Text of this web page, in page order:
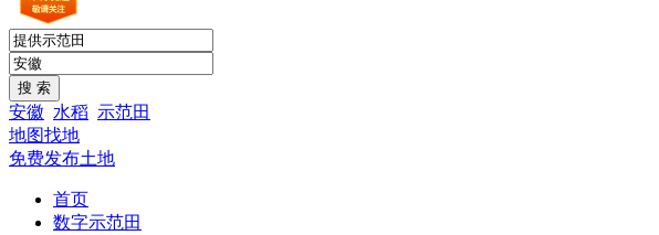
安徽 水稻 示范田
地图找地
免费发布土地
首页
数字示范田